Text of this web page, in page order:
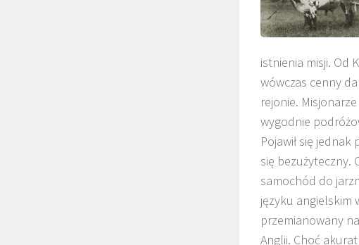
istnienia misji. Od
wówczas cenny
rejonie.
wygodnie
Pojawił się
się bezużyteczny.
samochód do
języku angielskim
przemianowany
Anglii. Choć